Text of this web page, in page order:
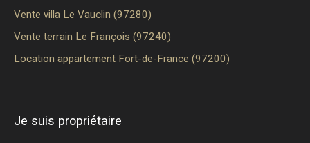
Vente villa Le Vauclin (97280)
Vente terrain Le François (97240)
Location appartement Fort-de-France (97200)
Je suis propriétaire